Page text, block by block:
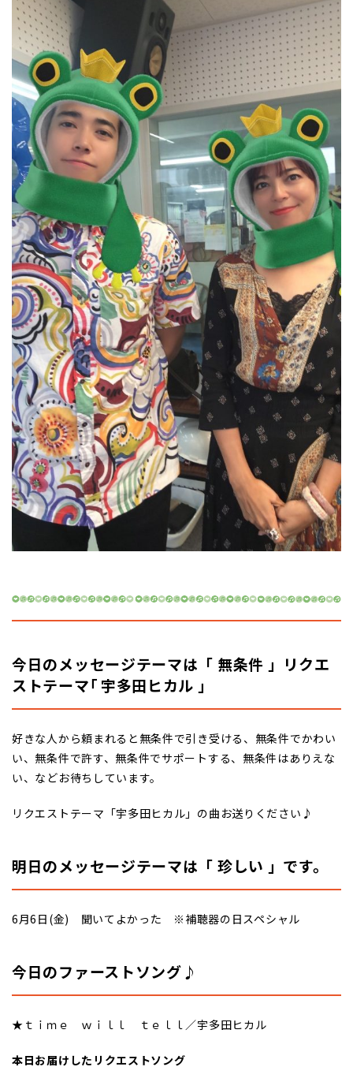
今日のメッセージテーマは「 無条件 」リクエ
ストテーマ｢ 宇多田ヒカル 」
好きな人から頼まれると無条件で引き受ける、無条件でかわい
い、無条件で許す、無条件でサポートする、無条件はありえな
い、などお待ちしています。
リクエストテーマ「宇多田ヒカル」の曲お送りください♪
明日のメッセージテーマは「 珍しい 」です。
6月6日(金) 聞いてよかった ※補聴器の日スペシャル
今日のファーストソング♪
★ｔｉｍｅ ｗｉｌｌ ｔｅｌｌ／宇多田ヒカル
本日お届けしたリクエストソング